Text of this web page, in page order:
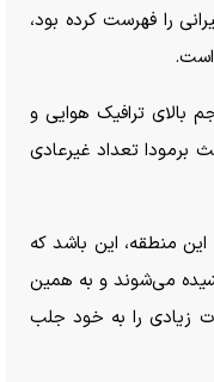
را فهرست کرده بود،
است.
بالای ترافیک هوایی و
برمودا تعداد غیرعادی
منطقه، این باشد که
می‌شوند و به همین
زیادی را به خود جلب